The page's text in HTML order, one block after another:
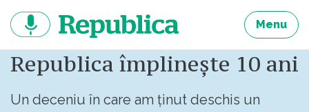
continut
Menu
Republica împlinește 10 ani
Un deceniu în care am ținut deschis un